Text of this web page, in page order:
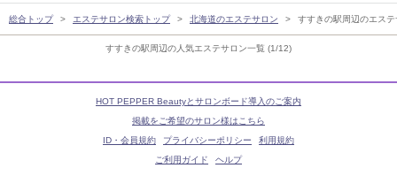
すすきの駅周辺の人気エステサロン一覧 (1/12)
総合トップ エステサロン検索トップ 北海道のエステサロン すすきの駅周辺のエステ
HOT PEPPER Beautyとサロンボード導入のご案内
掲載をご希望のサロン様はこちら
ID・会員規約
プライバシーポリシー
利用規約
ご利用ガイド
ヘルプ